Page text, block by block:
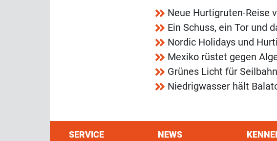
Neue Hurtigruten-Reise
Ein Schuss, ein Tor und
Nordic Holidays und
Mexiko rüstet gegen
Grünes Licht für
Niedrigwasser hält
SERVICE NEWS